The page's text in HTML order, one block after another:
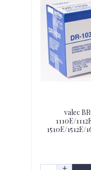
valec
1110E/
1510E/